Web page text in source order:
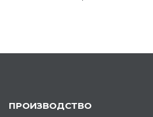
ПРОИЗВОДСТВО